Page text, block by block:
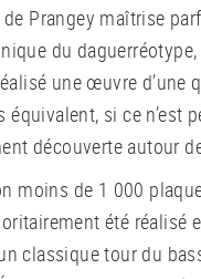
Prangey maîtrise
du
une œuvre d’une
équivalent, si ce n’est
découverte autour
moins de 1 000
été réalisé
classique tour du